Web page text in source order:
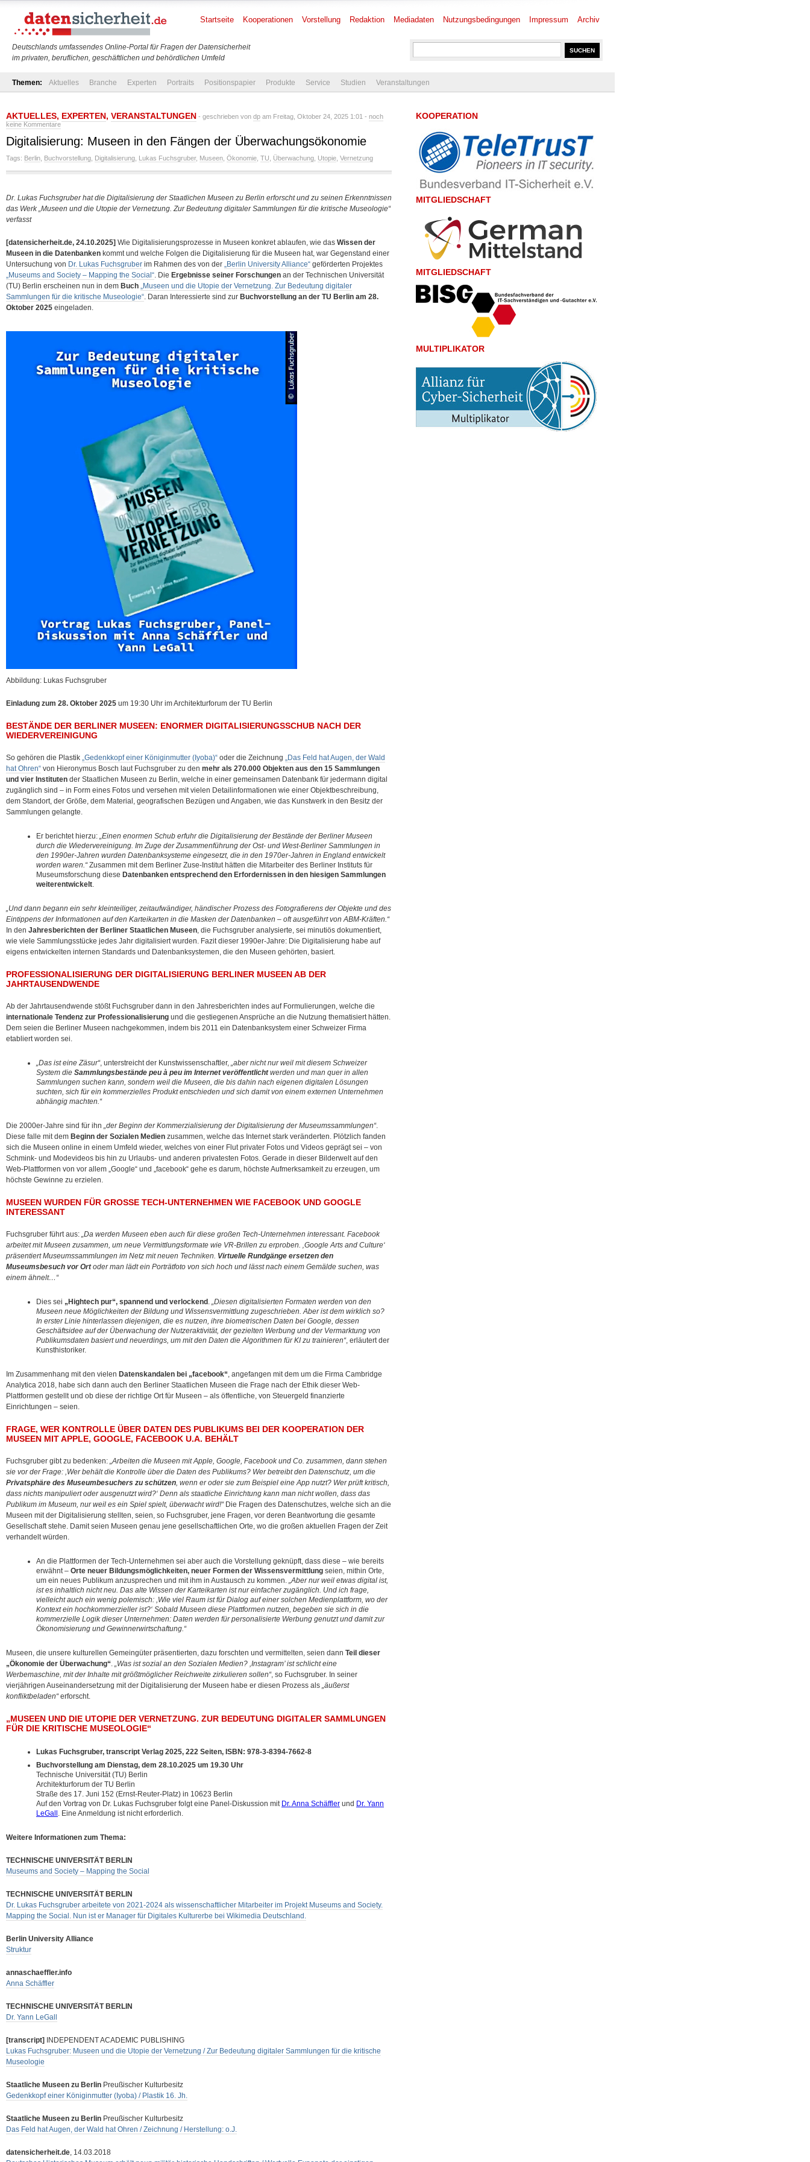
Deutschlands umfassendes Online-Portal für Fragen der Datensicherheit
im privaten, beruflichen, geschäftlichen und behördlichen Umfeld
Startseite Kooperationen Vorstellung Redaktion Mediadaten Nutzungsbedingungen Impressum Archiv
Themen: Aktuelles Branche Experten Portraits Positionspapier Produkte Service Studien Veranstaltungen
AKTUELLES, EXPERTEN, VERANSTALTUNGEN - geschrieben von dp am Freitag, Oktober 24, 2025 1:01 - noch
keine Kommentare
Digitalisierung: Museen in den Fängen der Überwachungsökonomie
Tags: Berlin Buchvorstellung Digitalisierung Lukas Fuchsgruber, Museen Ökonomie TU Überwachung Utopie Vernetzung
Dr. Lukas Fuchsgruber hat die Digitalisierung der Staatlichen Museen zu Berlin erforscht und zu seinen Erkenntnissen
das Werk „Museen und die Utopie der Vernetzung. Zur Bedeutung digitaler Sammlungen für die kritische Museologie“
verfasst
[datensicherheit.de, 24.10.2025] Wie Digitalisierungsprozesse in Museen konkret ablaufen, wie das Wissen der
Museen in die Datenbanken kommt und welche Folgen die Digitalisierung für die Museen hat, war Gegenstand einer
Untersuchung von Dr. Lukas Fuchsgruber im Rahmen des von der „Berlin University Alliance“ geförderten Projektes
„Museums and Society – Mapping the Social“. Die Ergebnisse seiner Forschungen an der Technischen Universität
(TU) Berlin erscheinen nun in dem Buch „Museen und die Utopie der Vernetzung. Zur Bedeutung digitaler
Sammlungen für die kritische Museologie“. Daran Interessierte sind zur Buchvorstellung an der TU Berlin am 28.
Oktober 2025 eingeladen.
Abbildung: Lukas Fuchsgruber
Einladung zum 28. Oktober 2025 um 19:30 Uhr im Architekturforum der TU Berlin
BESTÄNDE DER BERLINER MUSEEN: ENORMER DIGITALISIERUNGSSCHUB NACH DER
WIEDERVEREINIGUNG
So gehören die Plastik „Gedenkkopf einer Königinmutter (Iyoba)“ oder die Zeichnung „Das Feld hat Augen, der Wald
hat Ohren“ von Hieronymus Bosch laut Fuchsgruber zu den mehr als 270.000 Objekten aus den 15 Sammlungen
und vier Instituten der Staatlichen Museen zu Berlin, welche in einer gemeinsamen Datenbank für jedermann digital
zugänglich sind – in Form eines Fotos und versehen mit vielen Detailinformationen wie einer Objektbeschreibung,
dem Standort, der Größe, dem Material, geografischen Bezügen und Angaben, wie das Kunstwerk in den Besitz der
Sammlungen gelangte.
Er berichtet hierzu: „Einen enormen Schub erfuhr die Digitalisierung der Bestände der Berliner Museen
durch die Wiedervereinigung. Im Zuge der Zusammenführung der Ost- und West-Berliner Sammlungen in
den 1990er-Jahren wurden Datenbanksysteme eingesetzt, die in den 1970er-Jahren in England entwickelt
worden waren.“Zusammen mit dem Berliner Zuse-Institut hätten die Mitarbeiter des Berliner Instituts für
Museumsforschung diese Datenbanken entsprechend den Erfordernissen in den hiesigen Sammlungen
weiterentwickelt.
„Und dann begann ein sehr kleinteiliger, zeitaufwändiger, händischer Prozess des Fotografierens der Objekte und des
Eintippens der Informationen auf den Karteikarten in die Masken der Datenbanken – oft ausgeführt von ABM-Kräften.“
In den Jahresberichten der Berliner Staatlichen Museen, die Fuchsgruber analysierte, sei minutiös dokumentiert,
wie viele Sammlungsstücke jedes Jahr digitalisiert wurden. Fazit dieser 1990er-Jahre: Die Digitalisierung habe auf
eigens entwickelten internen Standards und Datenbanksystemen, die den Museen gehörten, basiert.
PROFESSIONALISIERUNG DER DIGITALISIERUNG BERLINER MUSEEN AB DER
JAHRTAUSENDWENDE
Ab der Jahrtausendwende stößt Fuchsgruber dann in den Jahresberichten indes auf Formulierungen, welche die
internationale Tendenz zur Professionalisierung und die gestiegenen Ansprüche an die Nutzung thematisiert hätten.
Dem seien die Berliner Museen nachgekommen, indem bis 2011 ein Datenbanksystem einer Schweizer Firma
etabliert worden sei.
„Das ist eine Zäsur“, unterstreicht der Kunstwissenschaftler, „aber nicht nur weil mit diesem Schweizer
System die Sammlungsbestände peu à peu im Internet veröffentlichtwerden und man quer in allen
Sammlungen suchen kann, sondern weil die Museen, die bis dahin nach eigenen digitalen Lösungen
suchten, sich für ein kommerzielles Produkt entschieden und sich damit von einem externen Unternehmen
abhängig machten.“
Die 2000er-Jahre sind für ihn „der Beginn der Kommerzialisierung der Digitalisierung der Museumssammlungen“.
Diese falle mit dem Beginn der Sozialen Medien zusammen, welche das Internet stark veränderten. Plötzlich fanden
sich die Museen online in einem Umfeld wieder, welches von einer Flut privater Fotos und Videos geprägt sei – von
Schmink- und Modevideos bis hin zu Urlaubs- und anderen privatesten Fotos. Gerade in dieser Bilderwelt auf den
Web-Plattformen von vor allem „Google“ und „facebook“ gehe es darum, höchste Aufmerksamkeit zu erzeugen, um
höchste Gewinne zu erzielen.
MUSEEN WURDEN FÜR GROSSE TECH-UNTERNEHMEN WIE FACEBOOK UND GOOGLE I
NTERESSANT
Fuchsgruber führt aus: „Da werden Museen eben auch für diese großen Tech-Unternehmen interessant. Facebook
arbeitet mit Museen zusammen, um neue Vermittlungsformate wie VR-Brillen zu erproben. ‚Google Arts and Culture‘
präsentiert Museumssammlungen im Netz mit neuen Techniken. Virtuelle Rundgänge ersetzen den
Museumsbesuch vor Ortoder man lädt ein Porträtfoto von sich hoch und lässt nach einem Gemälde suchen, was
einem ähnelt…“
Dies sei „Hightech pur“, spannend und verlockend . „Diesen digitalisierten Formaten werden von den
Museen neue Möglichkeiten der Bildung und Wissensvermittlung zugeschrieben. Aber ist dem wirklich so?
In erster Linie hinterlassen diejenigen, die es nutzen, ihre biometrischen Daten bei Google, dessen
Geschäftsidee auf der Überwachung der Nutzeraktivität, der gezielten Werbung und der Vermarktung von
Publikumsdaten basiert und neuerdings, um mit den Daten die Algorithmen für KI zu trainieren“, erläutert der
Kunsthistoriker.
Im Zusammenhang mit den vielen Datenskandalen bei „facebook“, angefangen mit dem um die Firma Cambridge
Analytica 2018, habe sich dann auch den Berliner Staatlichen Museen die Frage nach der Ethik dieser Web-
Plattformen gestellt und ob diese der richtige Ort für Museen – als öffentliche, von Steuergeld finanzierte
Einrichtungen – seien.
FRAGE, WER KONTROLLE ÜBER DATEN DES PUBLIKUMS BEI DER KOOPERATION DER
MUSEEN MIT APPLE, GOOGLE, FACEBOOK U.A. BEHÄLT
Fuchsgruber gibt zu bedenken: „Arbeiten die Museen mit Apple, Google, Facebook und Co. zusammen, dann stehen
sie vor der Frage: ,Wer behält die Kontrolle über die Daten des Publikums? Wer betreibt den Datenschutz, um die
Privatsphäre des Museumbesuchers zu schützen, wenn er oder sie zum Beispiel eine App nutzt? Wer prüft kritisch,
dass nichts manipuliert oder ausgenutzt wird?‘ Denn als staatliche Einrichtung kann man nicht wollen, dass das
Publikum im Museum, nur weil es ein Spiel spielt, überwacht wird!“Die Fragen des Datenschutzes, welche sich an die
Museen mit der Digitalisierung stellten, seien, so Fuchsgruber, jene Fragen, vor deren Beantwortung die gesamte
Gesellschaft stehe. Damit seien Museen genau jene gesellschaftlichen Orte, wo die großen aktuellen Fragen der Zeit
verhandelt würden.
An die Plattformen der Tech-Unternehmen sei aber auch die Vorstellung geknüpft, dass diese – wie bereits
erwähnt – Orte neuer Bildungsmöglichkeiten, neuer Formen der Wissensvermittlung seien, mithin Orte,
um ein neues Publikum anzusprechen und mit ihm in Austausch zu kommen. „Aber nur weil etwas digital ist,
ist es inhaltlich nicht neu. Das alte Wissen der Karteikarten ist nur einfacher zugänglich. Und ich frage,
vielleicht auch ein wenig polemisch: ,Wie viel Raum ist für Dialog auf einer solchen Medienplattform, wo der
Kontext ein hochkommerzieller ist?‘ Sobald Museen diese Plattformen nutzen, begeben sie sich in die
kommerzielle Logik dieser Unternehmen: Daten werden für personalisierte Werbung genutzt und damit zur
Ökonomisierung und Gewinnerwirtschaftung.“
Museen, die unsere kulturellen Gemeingüter präsentierten, dazu forschten und vermittelten, seien dann Teil dieser
„Ökonomie der Überwachung“. „Was ist sozial an den Sozialen Medien? ,Instagram’ ist schlicht eine
Werbemaschine, mit der Inhalte mit größtmöglicher Reichweite zirkulieren sollen“, so Fuchsgruber. In seiner
vierjährigen Auseinandersetzung mit der Digitalisierung der Museen habe er diesen Prozess als „äußerst
konfliktbeladen“erforscht.
„MUSEEN UND DIE UTOPIE DER VERNETZUNG. ZUR BEDEUTUNG DIGITALER SAMMLUNGEN
FÜR DIE KRITISCHE MUSEOLOGIE“
Lukas Fuchsgruber, transcript Verlag 2025, 222 Seiten, ISBN: 978-3-8394-7662-8
Buchvorstellung am Dienstag, dem 28.10.2025 um 19.30 Uhr
Technische Universität (TU) Berlin
Architekturforum der TU Berlin
Straße des 17. Juni 152 (Ernst-Reuter-Platz) in 10623 Berlin
Auf den Vortrag von Dr. Lukas Fuchsgruber folgt eine Panel-Diskussion mit Dr. Anna Schäffler und Dr. Yann
LeGall . Eine Anmeldung ist nicht erforderlich.
Weitere Informationen zum Thema:
TECHNISCHE UNIVERSITÄT BERLIN
Museums and Society – Mapping the Social
TECHNISCHE UNIVERSITÄT BERLIN
Dr. Lukas Fuchsgruber arbeitete von 2021-2024 als wissenschaftlicher Mitarbeiter im Projekt Museums and Society.
Mapping the Social. Nun ist er Manager für Digitales Kulturerbe bei Wikimedia Deutschland.
Berlin University Alliance
Struktur
annaschaeffler.info
Anna Schäffler
TECHNISCHE UNIVERSITÄT BERLIN
Dr. Yann LeGall
[transcript]
INDEPENDENT ACADEMIC PUBLISHING
Lukas Fuchsgruber: Museen und die Utopie der Vernetzung / Zur Bedeutung digitaler Sammlungen für die kritische
Museologie
Staatliche Museen zu Berlin Preußischer Kulturbesitz
Gedenkkopf einer Königinmutter (Iyoba) / Plastik 16. Jh.
Staatliche Museen zu Berlin Preußischer Kulturbesitz
Das Feld hat Augen, der Wald hat Ohren / Zeichnung / Herstellung: o.J.
datensicherheit.de, 14.03.2018
KOOPERATION
MITGLIEDSCHAFT
MITGLIEDSCHAFT
MULTIPLIKATOR